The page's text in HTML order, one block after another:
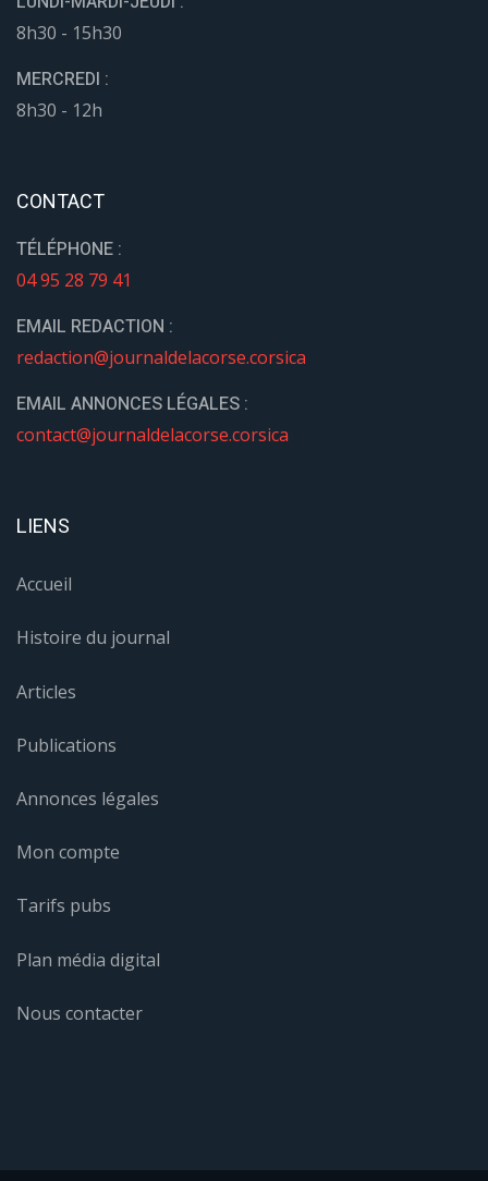
8h30 - 15h30
MERCREDI :
8h30 - 12h
CONTACT
TÉLÉPHONE :
04 95 28 79 41
EMAIL REDACTION :
redaction@journaldelacorse.corsica
EMAIL ANNONCES LÉGALES :
contact@journaldelacorse.corsica
LIENS
Accueil
Histoire du journal
Articles
Publications
Annonces légales
Mon compte
Tarifs pubs
Plan média digital
Nous contacter